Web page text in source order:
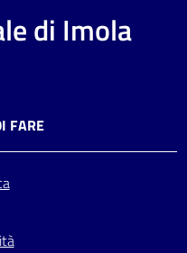
di Imola
FARE